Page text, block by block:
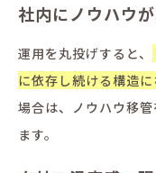
社内にノウハウ
運用を丸投げすると、
に依存し続ける構造に
場合は、ノウハウ移
ます。